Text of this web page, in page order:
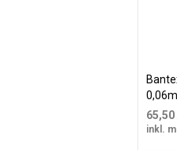
65,50
inkl.